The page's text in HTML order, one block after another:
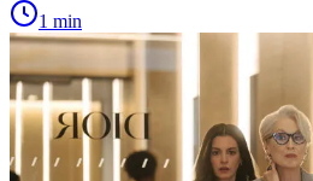
1 min